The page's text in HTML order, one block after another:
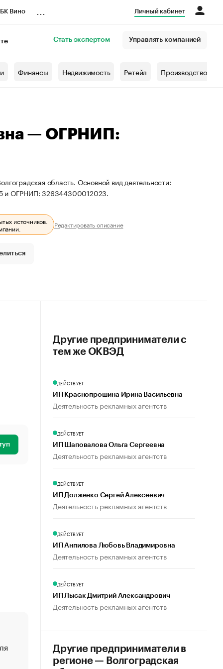
Вино Личный кабинет
Стать экспертом Управлять компанией
Финансы Недвижимость Ретейл Производство
— ОГРНИП:
область. Основной вид деятельности:
и ОГРНИП: 326344300012023.
источников.
Редактировать описание
«От спорта тело стареет иначе». Как живет глава
создавшей GTA
Другие предприниматели с
тем же ОКВЭД
ДЕЙСТВУЕТ
ИП Краснопрошина Ирина Васильевна
Деятельность рекламных агентств
ДЕЙСТВУЕТ
ИП Шаповалова Ольга Сергеевна
Деятельность рекламных агентств
ДЕЙСТВУЕТ
ИП Долженко Сергей Алексеевич
Деятельность рекламных агентств
ДЕЙСТВУЕТ
ИП Анпилова Любовь Владимировна
Деятельность рекламных агентств
ДЕЙСТВУЕТ
ИП Лысак Дмитрий Александрович
Деятельность рекламных агентств
Другие предприниматели в
регионе — Волгоградская